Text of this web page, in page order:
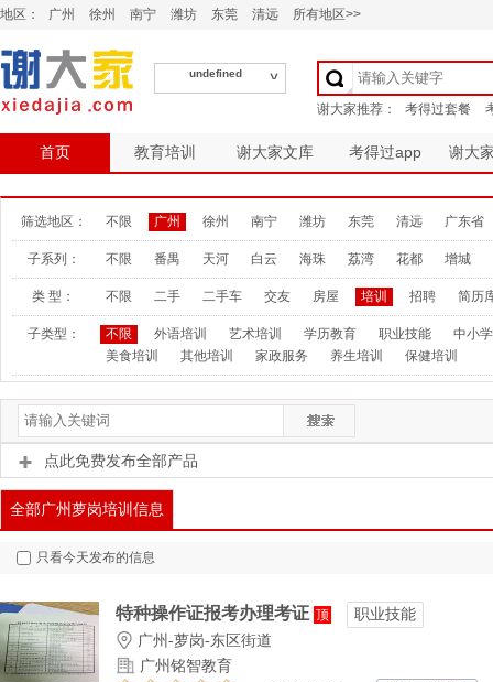
地区： 广州 徐州 南宁 潍坊 东莞 清远 所有地区>>
undefined
首页 教育培训 谢大家文库 考得过app 谢大
筛选地区： 不限 广州 徐州 南宁 潍坊 东莞 清远 广东省
子系列： 不限 番禺 天河 白云 海珠 荔湾 花都 增城
类 型： 不限 二手 二手车 交友 房屋 培训 招聘 简历
子类型： 不限 外语培训 艺术培训 学历教育 职业技能
中小学
美食培训
其他培训 家政服务 养生培训 保健培训
点此免费发布全部产品
全部广州萝岗培训信息
只看今天发布的信息
特种操作证报考办理考证 顶
职业技能
广州-萝岗-东区街道
广州铭智教育